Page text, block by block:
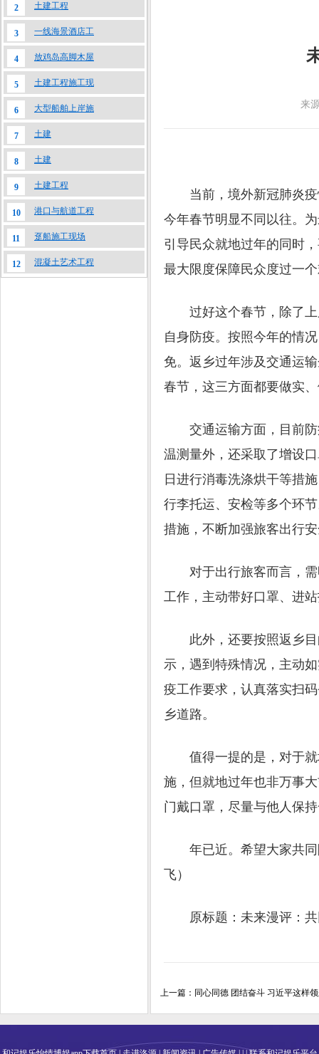
2 土建工程
3 一线海景酒店工
4 放鸡岛高脚木屋
5 土建工程施工现
6 大型船舶上岸施
7 土建
8 土建
9 土建工程
10 港口与航道工程
11 趸船施工现场
12 混凝土艺术工程
来
当前，境外新冠肺炎疫
今年春节明显不同以往。
引导民众就地过年的同时
最大限度保障民众度过一
过好这个春节，除了上
自身防疫。按照今年的情
免。返乡过年涉及交通运
春节，这三方面都要做实
交通运输方面，目前防
温测量外，还采取了增设
日进行消毒洗涤烘干等措
行李托运、安检等多个环
措施，不断加强旅客出行
对于出行旅客而言，需
工作，主动带好口罩、进
此外，还要按照返乡目
示，遇到特殊情况，主动
疫工作要求，认真落实扫
乡道路。
值得一提的是，对于就
施，但就地过年也非万事
门戴口罩，尽量与他人保
年已近。希望大家共同
飞）
原标题：未来漫评：
上一篇： 同心同德 团结奋斗 习近平这样